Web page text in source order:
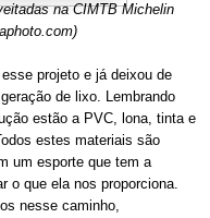
na CIMTB Michelin
projeto e já deixou de
de lixo. Lembrando
estão a PVC, lona, tinta e
estes materiais são
um esporte que tem a
o que ela nos proporciona.
nesse caminho,